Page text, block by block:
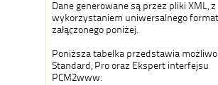
Dane generowane są przez pliki XML, z
wykorzystaniem uniwersalnego
załączonego poniżej.
Poniższa tabelka przedstawia
Standard, Pro oraz Ekspert interfejsu
PCM2www: